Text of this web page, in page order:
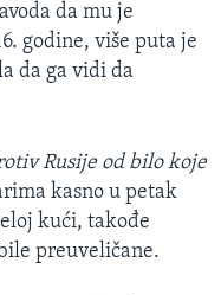
da mu je
godine, više puta je
da ga vidi da
Rusije od bilo koje
kasno u petak
kući, takođe
preuveličane.